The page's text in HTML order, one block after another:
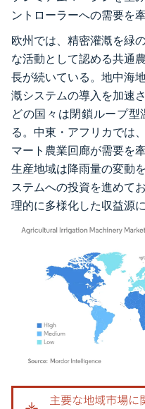
ントローラーへの需要を
欧州では、精密灌漑を緑
な活動として認める共通
長が続いている。地中海
漑システムの導入を加速
どの国々は閉鎖ループ
る。中東・アフリカでは
マート農業回廊が需要を
生産地域は降雨量の変動
ステムへの投資を進めて
理的に多様化した収益源
画像 © Mordor Intelligence。再利